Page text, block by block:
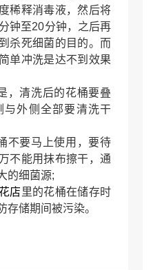
稀释消毒液，然后将
钟至20分钟，之后再
杀死细菌的目的。而
单冲洗是达不到效果
清洗后的花桶要叠
与外侧全部要清洗干
要马上使用，要待
不能用抹布擦干，通
的细菌源;
店里的花桶在储存时
存储期间被污染。